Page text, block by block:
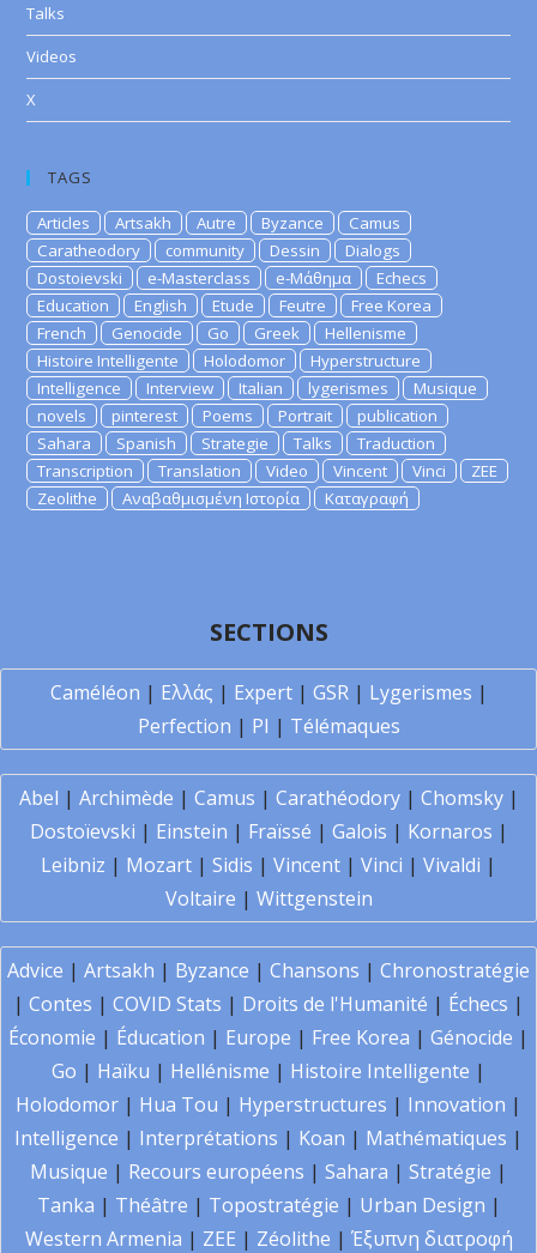
Talks
Videos
X
TAGS
Articles Artsakh Autre Byzance
Camus
Caratheodory
community Dessin
Dialogs
Dostoievski
e-Masterclass e-Μάθημα
Echecs
Education
English Etude Feutre
Free Korea
French
Genocide Go Greek
Hellenisme
Histoire Intelligente
Holodomor
Hyperstructure
Intelligence
Interview Italian lygerismes
Musique
novels
pinterest Poems Portrait
publication
Sahara
Spanish Strategie Talks
Traduction
Transcription
Translation Video Vincent Vinci
ZEE
Zeolithe
Αναβαθμισμένη Ιστορία Καταγραφή
SECTIONS
Caméléon | Ελλάς | Expert| GSR| Lygerismes |
Perfection | PI | Télémaques
Abel | Archimède | Camus | Carathéodory| Chomsky|
Dostoïevski | Einstein | Fraïssé | Galois | Kornaros |
Leibniz | Mozart | Sidis | Vincent | Vinci | Vivaldi |
Voltaire | Wittgenstein
Advice | Artsakh | Byzance | Chansons | Chronostratégie
| Contes | COVID Stats | Droits de l'Humanité | Échecs |
Économie | Éducation | Europe | Free Korea | Génocide |
Go | Haïku | Hellénisme | Histoire Intelligente |
Holodomor | Hua Tou | Hyperstructures | Innovation |
Intelligence | Interprétations | Koan | Mathématiques |
Musique | Recours européens | Sahara | Stratégie |
Tanka | Théâtre | Topostratégie | Urban Design |
Western Armenia | ZEE | Zéolithe | Έξυπνη διατροφή